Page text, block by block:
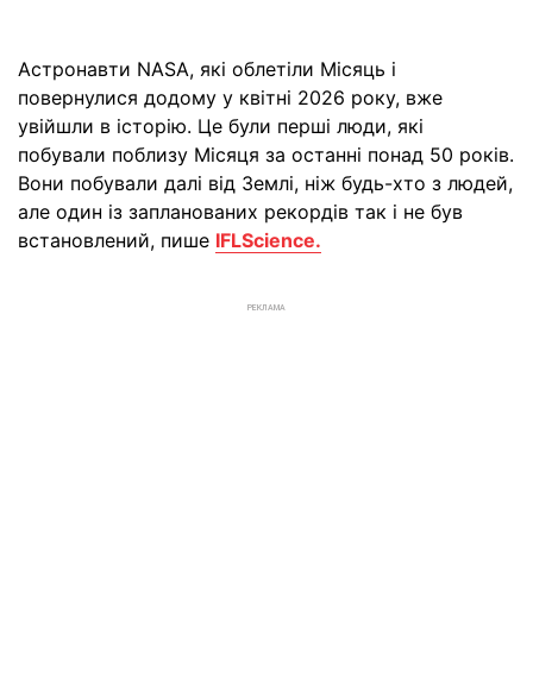
Астронавти NASA, які облетіли Місяць і
повернулися додому у квітні 2026 року, вже
увійшли в історію. Це були перші люди, які
побували поблизу Місяця за останні понад 50 років.
Вони побували далі від Землі, ніж будь-хто з людей,
але один із запланованих рекордів так і не був
встановлений, пише IFLScience.
РЕКЛАМА